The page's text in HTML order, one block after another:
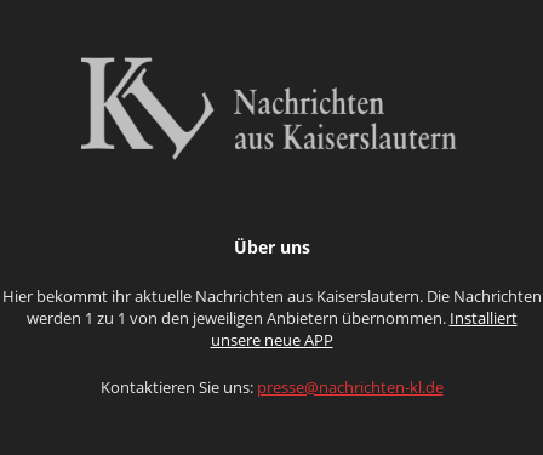
Über uns
Hier bekommt ihr aktuelle Nachrichten aus Kaiserslautern. Die Nachrichten
werden 1 zu 1 von den jeweiligen Anbietern übernommen. Installiert
unsere neue APP
Kontaktieren Sie uns: presse@nachrichten-kl.de